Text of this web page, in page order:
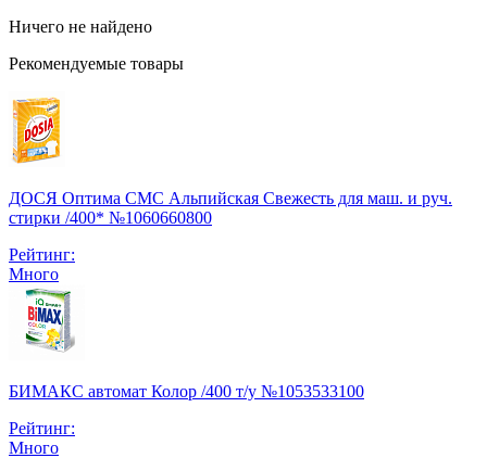
Ничего не найдено
Рекомендуемые товары
ДОСЯ Оптима СМС Альпийская Свежесть для маш. и руч.
стирки /400* №1060660800
Рейтинг:
Много
БИМАКС автомат Колор /400 т/у №1053533100
Рейтинг:
Много